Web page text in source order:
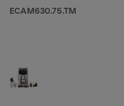
ECAM630.75.TM